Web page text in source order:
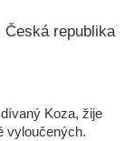
Česká republika
Koza, žije
vyloučených.